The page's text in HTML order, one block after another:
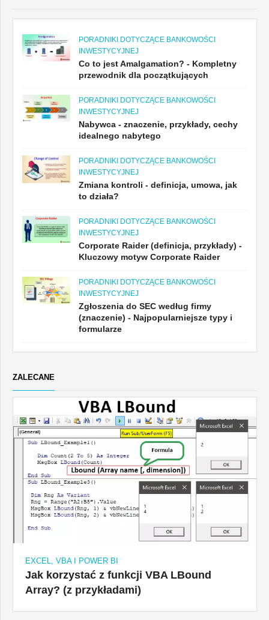
PORADNIKI DOTYCZĄCE BANKOWOŚCI
INWESTYCYJNEJ
Co to jest Amalgamation? - Kompletny
przewodnik dla początkujących
PORADNIKI DOTYCZĄCE BANKOWOŚCI
INWESTYCYJNEJ
Nabywca - znaczenie, przykłady, cechy
idealnego nabytego
PORADNIKI DOTYCZĄCE BANKOWOŚCI
INWESTYCYJNEJ
Zmiana kontroli - definicja, umowa, jak
to działa?
PORADNIKI DOTYCZĄCE BANKOWOŚCI
INWESTYCYJNEJ
Corporate Raider (definicja, przykłady) -
Kluczowy motyw Corporate Raider
PORADNIKI DOTYCZĄCE BANKOWOŚCI
INWESTYCYJNEJ
Zgłoszenia do SEC według firmy
(znaczenie) - Najpopularniejsze typy i
formularze
ZALECANE
EXCEL, VBA I POWER BI
Jak korzystać z funkcji VBA LBound
Array? (z przykładami)